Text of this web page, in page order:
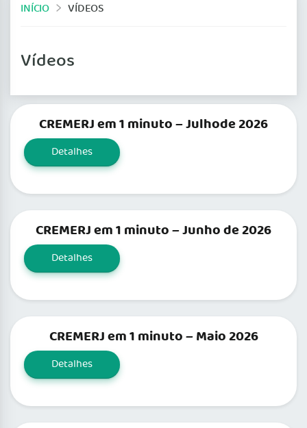
INÍCIO VÍDEOS
Vídeos
CREMERJ em 1 minuto – Julhode 2026
Detalhes
CREMERJ em 1 minuto – Junho de 2026
Detalhes
CREMERJ em 1 minuto – Maio 2026
Detalhes